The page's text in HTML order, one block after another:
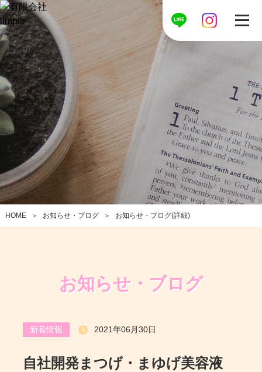
HOME ＞ お知らせ・ブログ ＞ お知らせ・ブログ(詳細)
お知らせ・ブログ
新着情報 2021年06月30日
自社開発まつげ・まゆげ美容液